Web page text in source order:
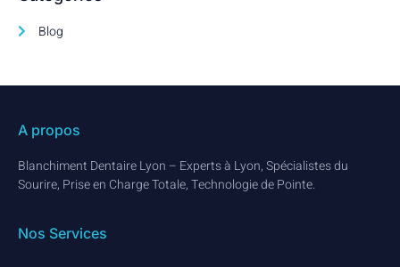
Blog
A propos
Blanchiment Dentaire Lyon – Experts à Lyon, Spécialistes du
Sourire, Prise en Charge Totale, Technologie de Pointe.
Nos Services